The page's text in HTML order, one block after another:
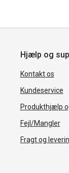
Hjælp og
Kontakt os
Kundeservice
Produkthjælp
Fejl/Mangler
Fragt og